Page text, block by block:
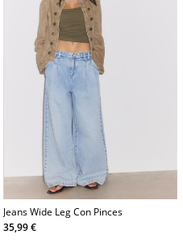
Jeans Wide Leg Con Pinces
35,99 €